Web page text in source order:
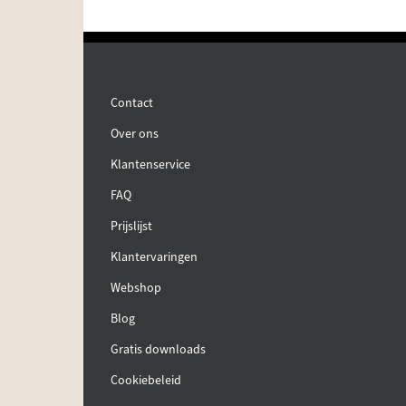
Contact
Over ons
Klantenservice
FAQ
Prijslijst
Klantervaringen
Webshop
Blog
Gratis downloads
Cookiebeleid